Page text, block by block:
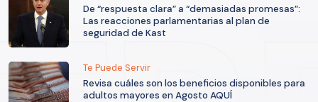
De “respuesta clara” a “demasiadas promesas”:
Las reacciones parlamentarias al plan de
seguridad de Kast
Te Puede Servir
Revisa cuáles son los beneficios disponibles para
adultos mayores en Agosto AQUÍ